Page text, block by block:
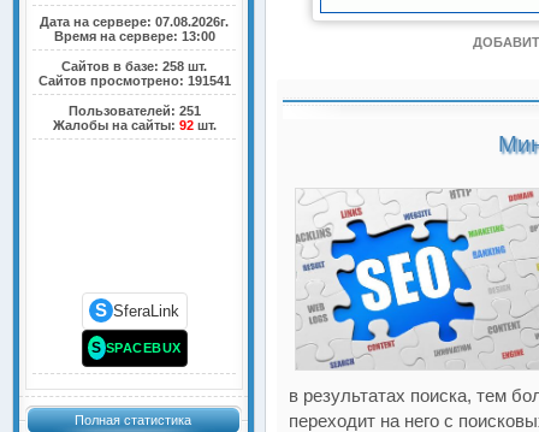
Дата на сервере: 07.08.2026г.
Время на сервере: 13:00
Сайтов в базе: 258 шт.
Сайтов просмотрено: 191541
Пользователей: 251
Жалобы на сайты: 92шт.
S SferaLink
S SPACEBUX
Полная статистика
в результатах поиска, тем
переходит на него с